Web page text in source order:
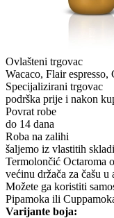
Ovlašteni trgovac
Wacaco, Flair espresso,
Specijalizirani trgovac
podrška prije i nakon
Povrat robe
do 14 dana
Roba na zalihi
šaljemo iz vlastitih
Termolončić Octaroma
većinu držača za čašu
Možete ga koristiti
Pipamoka ili
Varijante boja: